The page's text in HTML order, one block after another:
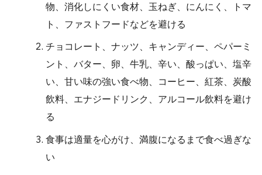
物、消化しにくい食材、玉ねぎ、にんにく、トマ
ト、ファストフードなどを避ける
チョコレート、ナッツ、キャンディー、ペパーミ
ント、バター、卵、牛乳、辛い、酸っぱい、塩辛
い、甘い味の強い食べ物、コーヒー、紅茶、炭酸
飲料、エナジードリンク、アルコール飲料を避け
る
食事は適量を心がけ、満腹になるまで食べ過ぎな
い